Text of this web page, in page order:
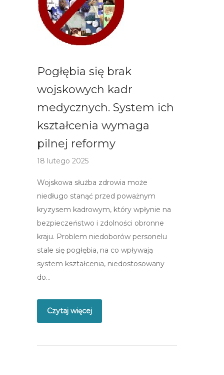
Pogłębia się brak
wojskowych kadr
medycznych. System ich
kształcenia wymaga
pilnej reformy
18 lutego 2025
Wojskowa służba zdrowia może
niedługo stanąć przed poważnym
kryzysem kadrowym, który wpłynie na
bezpieczeństwo i zdolności obronne
kraju. Problem niedoborów personelu
stale się pogłębia, na co wpływają
system kształcenia, niedostosowany
do…
Czytaj więcej